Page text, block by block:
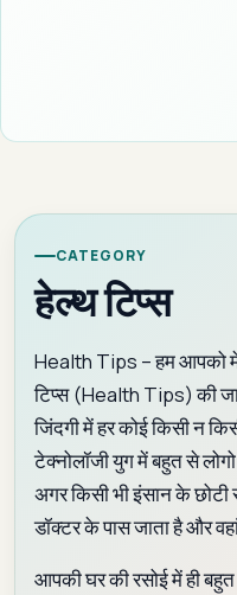
CATEGORY
हेल्थ टिप्स
Health Tips – हम आपको
टिप्स (Health Tips) की
जिंदगी में हर कोई किसी न
टेक्नोलॉजी युग में बहुत से
अगर किसी भी इंसान के छोटी
डॉक्टर के पास जाता है और
आपकी घर की रसोई में ही बहुत